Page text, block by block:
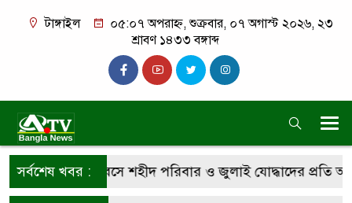
টাঙ্গাইল
০৫:০৭ অপরাহ্ন, শুক্রবার, ০৭ অগাস্ট ২০২৬, ২৩
শ্রাবণ ১৪৩৩ বঙ্গাব্দ
সর্বশেষ খবর :দিবসে শহীদ পরিবার ও জুলাই যোদ্ধাদের প্রতি